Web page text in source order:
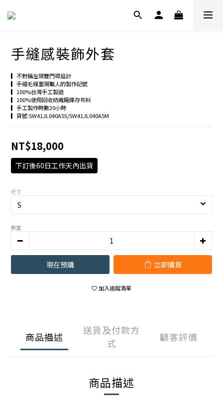
手縫感裝飾外套
▎不對稱左領雙門襟設計
▎手縫毛線重現職人的製作記號
▎100%台灣手工製造
▎100%使用回收紡織廠庫存布料
▎手工製作時數20小時
▎貨號:SW41JL040A5S/SW41JL040A5M
NT$18,000
下訂後60日工作天內出貨
尺寸
數量
現在預購 立即購買
加入追蹤清單
商品描述
送貨及付款方
式
顧客評價
商品描述